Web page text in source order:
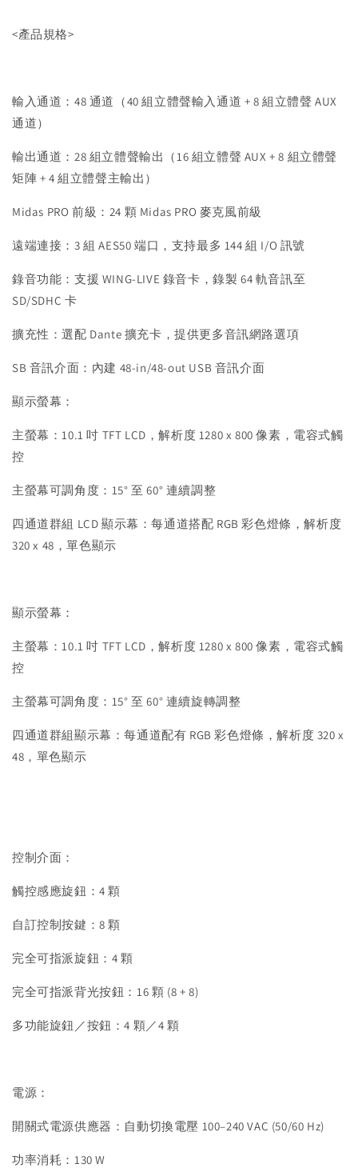
<產品規格>
輸入通道：48 通道（40 組立體聲輸入通道 + 8 組立體聲 AUX
通道）
輸出通道：28 組立體聲輸出（16 組立體聲 AUX + 8 組立體聲
矩陣 + 4 組立體聲主輸出）
Midas PRO 前級：24 顆 Midas PRO 麥克風前級
遠端連接：3 組 AES50 端口，支持最多 144 組 I/O 訊號
錄音功能：支援 WING-LIVE 錄音卡，錄製 64 軌音訊至
SD/SDHC 卡
擴充性：選配 Dante 擴充卡，提供更多音訊網路選項
SB 音訊介面：內建 48-in/48-out USB 音訊介面
顯示螢幕：
主螢幕：10.1 吋 TFT LCD，解析度 1280 x 800 像素，電容式觸
控
主螢幕可調角度：15° 至 60° 連續調整
四通道群組 LCD 顯示幕：每通道搭配 RGB 彩色燈條，解析度
320 x 48，單色顯示
顯示螢幕：
主螢幕：10.1 吋 TFT LCD，解析度 1280 x 800 像素，電容式觸
控
主螢幕可調角度：15° 至 60° 連續旋轉調整
四通道群組顯示幕：每通道配有 RGB 彩色燈條，解析度 320 x
48，單色顯示
控制介面：
觸控感應旋鈕：4 顆
自訂控制按鍵：8 顆
完全可指派旋鈕：4 顆
完全可指派背光按鈕：16 顆 (8 + 8)
多功能旋鈕／按鈕：4 顆／4 顆
電源：
開關式電源供應器：自動切換電壓 100–240 VAC (50/60 Hz)
功率消耗：130 W